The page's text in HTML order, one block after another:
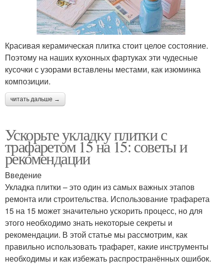
Красивая керамическая плитка стоит целое состояние.
Поэтому на наших кухонных фартуках эти чудесные
кусочки с узорами вставлены местами, как изюминка
композиции.
читать дальше →
Ускорьте укладку плитки с
трафаретом 15 на 15: советы и
рекомендации
Введение
Укладка плитки – это один из самых важных этапов
ремонта или строительства. Использование трафарета
15 на 15 может значительно ускорить процесс, но для
этого необходимо знать некоторые секреты и
рекомендации. В этой статье мы рассмотрим, как
правильно использовать трафарет, какие инструменты
необходимы и как избежать распространённых ошибок.